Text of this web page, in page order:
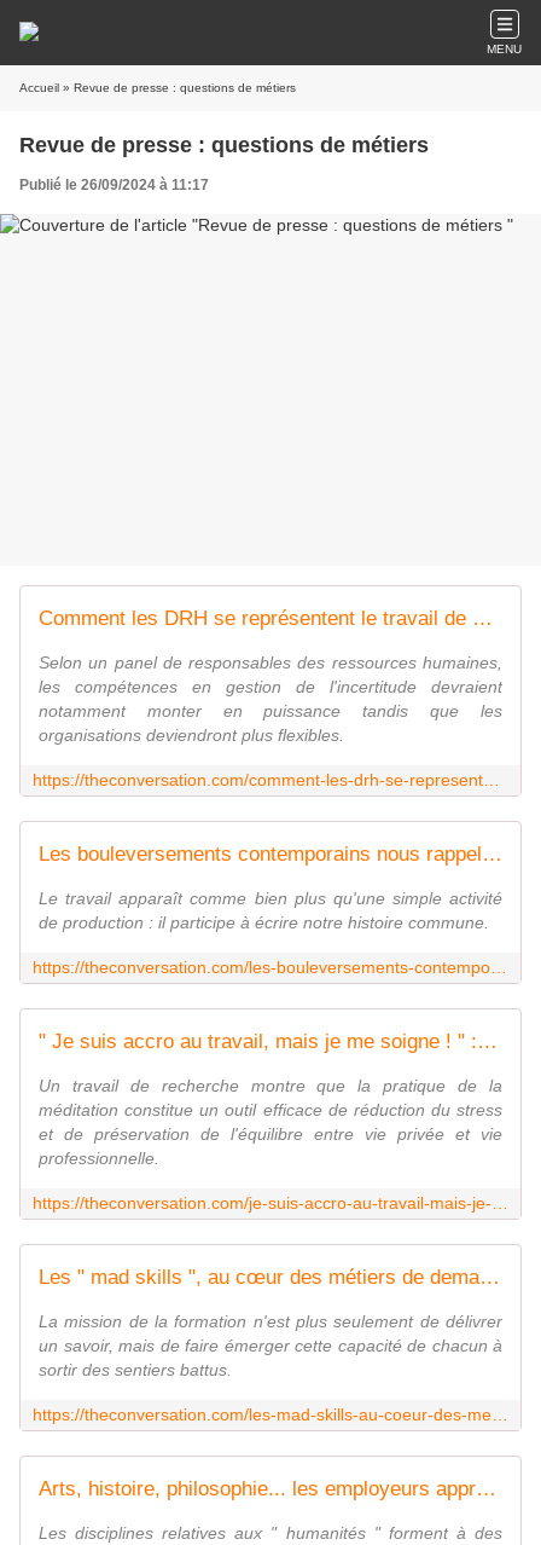
MENU
Accueil » Revue de presse : questions de métiers
Revue de presse : questions de métiers
Publié le 26/09/2024 à 11:17
Comment les DRH se représentent le travail de demain
Selon un panel de responsables des ressources humaines,
les compétences en gestion de l'incertitude devraient
notamment monter en puissance tandis que les
organisations deviendront plus flexibles.
Les bouleversements contemporains nous rappellent que le travail est une activité politique
Le travail apparaît comme bien plus qu'une simple activité
de production : il participe à écrire notre histoire commune.
" Je suis accro au travail, mais je me soigne ! " : la pleine conscience au secours des " workaholics "
Un travail de recherche montre que la pratique de la
méditation constitue un outil efficace de réduction du stress
et de préservation de l'équilibre entre vie privée et vie
professionnelle.
Les " mad skills ", au cœur des métiers de demain ?
La mission de la formation n'est plus seulement de délivrer
un savoir, mais de faire émerger cette capacité de chacun à
sortir des sentiers battus.
Arts, histoire, philosophie... les employeurs apprécient de plus en plus les compétences non techniques
Les disciplines relatives aux " humanités " forment à des